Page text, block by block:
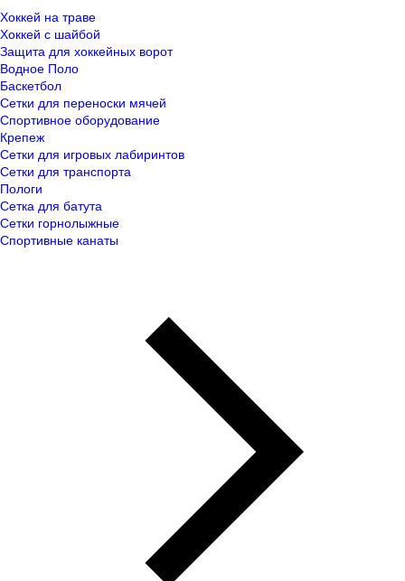
Хоккей на траве
Хоккей с шайбой
Защита для хоккейных ворот
Водное Поло
Баскетбол
Сетки для переноски мячей
Спортивное оборудование
Крепеж
Сетки для игровых лабиринтов
Сетки для транспорта
Пологи
Сетка для батута
Сетки горнолыжные
Спортивные канаты